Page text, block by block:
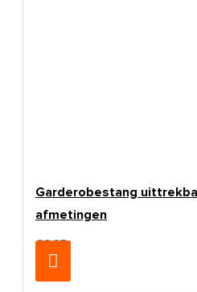
Garderobestang
afmetingen
€6,95